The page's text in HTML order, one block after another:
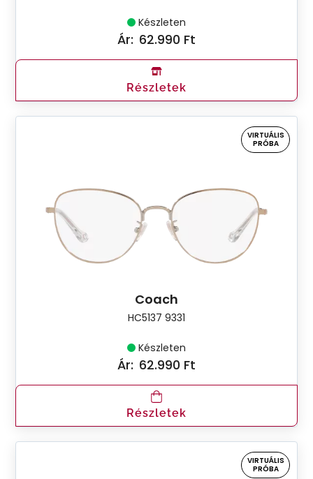
Készleten
Ár: 62.990 Ft
Részletek
VIRTUÁLIS
PRÓBA
Coach
HC5137 9331
Készleten
Ár: 62.990 Ft
Részletek
VIRTUÁLIS
PRÓBA